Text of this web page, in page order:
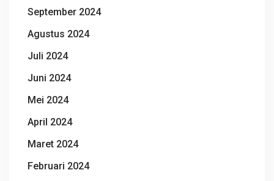
September 2024
Agustus 2024
Juli 2024
Juni 2024
Mei 2024
April 2024
Maret 2024
Februari 2024